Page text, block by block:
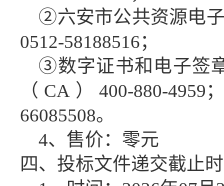
②六安市公共资源电
0512-58188516；
③数字证书和电子签
（CA）400-880-
66085508。
4、售价：零元
四、投标文件递交截止